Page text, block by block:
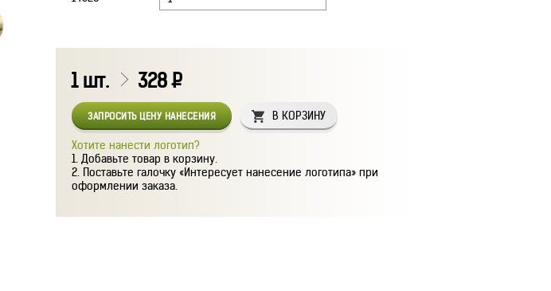
1шт. 328Р
ЗАПРОСИТЬ ЦЕНУ НАНЕСЕНИЯ В КОРЗИНУ
Хотите нанести логотип?
Добавьте товар в корзину.
Поставьте галочку «Интересует нанесение логотипа» при
оформлении заказа.